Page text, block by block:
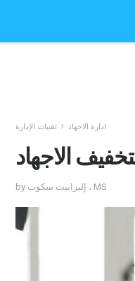
ادارة الاجهاد تقنيات الإدارة
الاجهاد
by إليزابيث سكوت ، MS